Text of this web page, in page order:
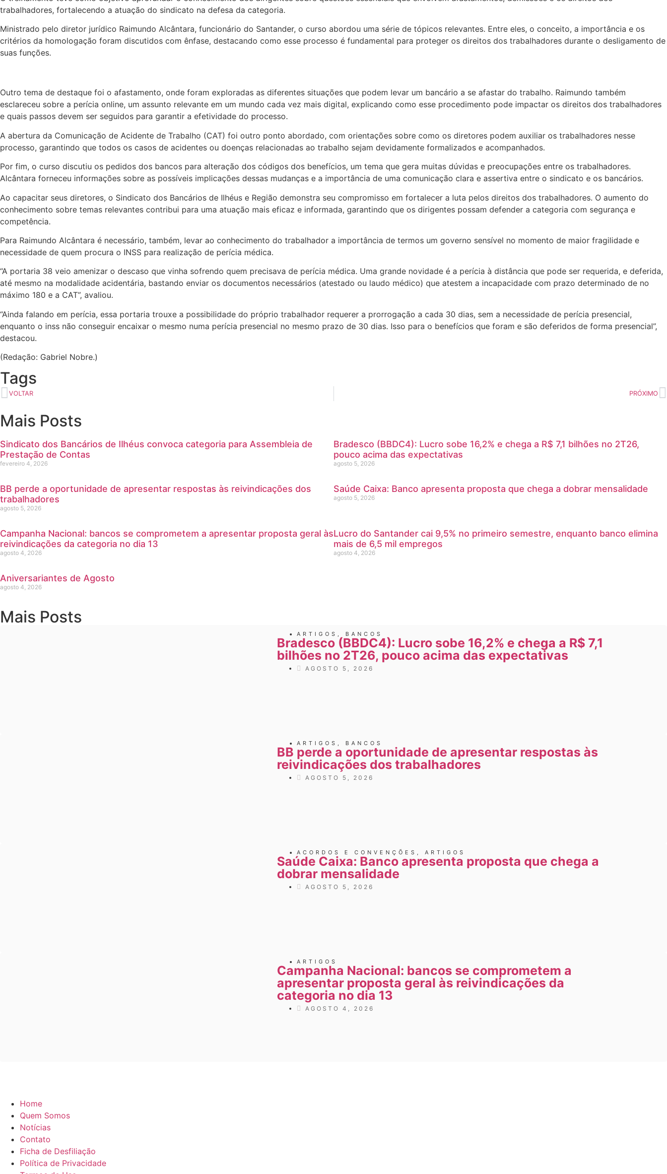
trabalhadores, fortalecendo a atuação do sindicato na defesa da categoria.
Ministrado pelo diretor jurídico Raimundo Alcântara, funcionário do Santander, o curso abordou uma série de tópicos relevantes. Entre eles, o conceito, a importância e os
critérios da homologação foram discutidos com ênfase, destacando como esse processo é fundamental para proteger os direitos dos trabalhadores durante o desligamento de
suas funções.
Outro tema de destaque foi o afastamento, onde foram exploradas as diferentes situações que podem levar um bancário a se afastar do trabalho. Raimundo também
esclareceu sobre a perícia online, um assunto relevante em um mundo cada vez mais digital, explicando como esse procedimento pode impactar os direitos dos trabalhadores
e quais passos devem ser seguidos para garantir a efetividade do processo.
A abertura da Comunicação de Acidente de Trabalho (CAT) foi outro ponto abordado, com orientações sobre como os diretores podem auxiliar os trabalhadores nesse
processo, garantindo que todos os casos de acidentes ou doenças relacionadas ao trabalho sejam devidamente formalizados e acompanhados.
Por fim, o curso discutiu os pedidos dos bancos para alteração dos códigos dos benefícios, um tema que gera muitas dúvidas e preocupações entre os trabalhadores.
Alcântara forneceu informações sobre as possíveis implicações dessas mudanças e a importância de uma comunicação clara e assertiva entre o sindicato e os bancários.
Ao capacitar seus diretores, o Sindicato dos Bancários de Ilhéus e Região demonstra seu compromisso em fortalecer a luta pelos direitos dos trabalhadores. O aumento do
conhecimento sobre temas relevantes contribui para uma atuação mais eficaz e informada, garantindo que os dirigentes possam defender a categoria com segurança e
competência.
Para Raimundo Alcântara é necessário, também, levar ao conhecimento do trabalhador a importância de termos um governo sensível no momento de maior fragilidade e
necessidade de quem procura o INSS para realização de perícia médica.
“A portaria 38 veio amenizar o descaso que vinha sofrendo quem precisava de perícia médica. Uma grande novidade é a perícia à distância que pode ser requerida, e deferida,
até mesmo na modalidade acidentária, bastando enviar os documentos necessários (atestado ou laudo médico) que atestem a incapacidade com prazo determinado de no
máximo 180 e a CAT”, avaliou.
“Ainda falando em perícia, essa portaria trouxe a possibilidade do próprio trabalhador requerer a prorrogação a cada 30 dias, sem a necessidade de perícia presencial,
enquanto o inss não conseguir encaixar o mesmo numa perícia presencial no mesmo prazo de 30 dias. Isso para o benefícios que foram e são deferidos de forma presencial”,
destacou.
(Redação: Gabriel Nobre.)
Tags
VOLTAR PRÓXIMO
Mais Posts
Sindicato dos Bancários de Ilhéus convoca categoria para Assembleia de
Prestação de Contas
fevereiro 4, 2026
Bradesco (BBDC4): Lucro sobe 16,2% e chega a R$ 7,1 bilhões no 2T26,
pouco acima das expectativas
agosto 5, 2026
BB perde a oportunidade de apresentar respostas às reivindicações dos
trabalhadores
agosto 5, 2026
Saúde Caixa: Banco apresenta proposta que chega a dobrar mensalidade
agosto 5, 2026
Campanha Nacional: bancos se comprometem a apresentar proposta geral às
reivindicações da categoria no dia 13
agosto 4, 2026
Lucro do Santander cai 9,5% no primeiro semestre, enquanto banco elimina
mais de 6,5 mil empregos
agosto 4, 2026
Aniversariantes de Agosto
agosto 4, 2026
Mais Posts
ARTIGOS BANCOS
Bradesco (BBDC4): Lucro sobe 16,2% e chega a R$ 7,1
bilhões no 2T26, pouco acima das expectativas
AGOSTO 5, 2026
ARTIGOS BANCOS
BB perde a oportunidade de apresentar respostas às
reivindicações dos trabalhadores
AGOSTO 5, 2026
ACORDOS E CONVENÇÕES ARTIGOS
Saúde Caixa: Banco apresenta proposta que chega a
dobrar mensalidade
AGOSTO 5, 2026
ARTIGOS
Campanha Nacional: bancos se comprometem a
apresentar proposta geral às reivindicações da
categoria no dia 13
AGOSTO 4, 2026
Home
Quem Somos
Notícias
Contato
Ficha de Desfiliação
Política de Privacidade